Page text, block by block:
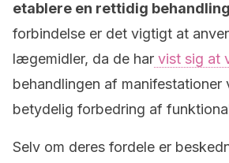
etablere en rettidig behandling
forbindelse er det vigtigt at
lægemidler, da de har vist sig at
behandlingen af manifestationer
betydelig forbedring af
Selv om deres fordele er